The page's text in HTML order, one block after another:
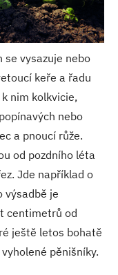
vysazuje nebo
keře a řadu
nim kolkvicie,
nebo
a pnoucí růže.
od pozdního léta
Jde například o
výsadbě je
centimetrů od
ještě letos bohatě
pěnišníky.